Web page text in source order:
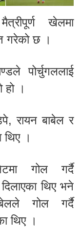
खेलमा
गरेको छ ।
पोर्चुगललाई
हो ।
रायन बाबेल र
थिए ।
गोल गर्दै
थिए भने
गोल गर्दै
थिए ।